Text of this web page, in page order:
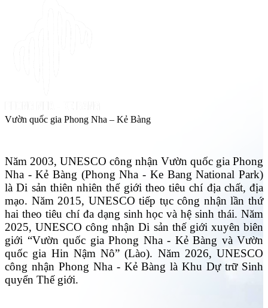
Vườn quốc gia Phong Nha – Kẻ Bàng
Năm 2003, UNESCO công nhận Vườn quốc gia Phong
Nha - Kẻ Bàng (Phong Nha - Ke Bang National Park)
là Di sản thiên nhiên thế giới theo tiêu chí địa chất, địa
mạo. Năm 2015, UNESCO tiếp tục công nhận lần thứ
hai theo tiêu chí đa dạng sinh học và hệ sinh thái. Năm
2025, UNESCO công nhận Di sản thế giới xuyên biên
giới “Vườn quốc gia Phong Nha - Kẻ Bàng và Vườn
quốc gia Hin Nậm Nô” (Lào). Năm 2026, UNESCO
công nhận Phong Nha - Kẻ Bàng là Khu Dự trữ Sinh
quyển Thế giới.